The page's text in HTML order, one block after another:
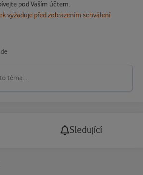
pod Vaším účtem.
vyžaduje před zobrazením schválení
téma...
Sledující